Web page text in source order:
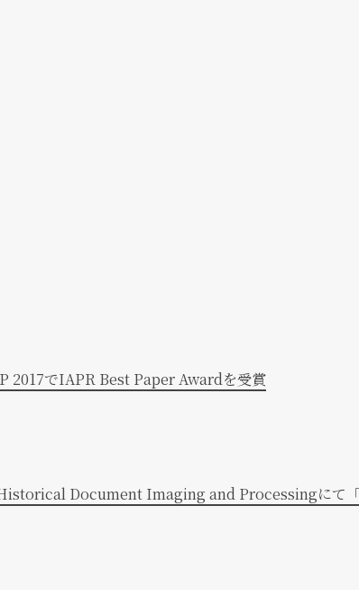
2017でIAPR Best Paper Awardを受賞
Document Imaging and Processingにて「